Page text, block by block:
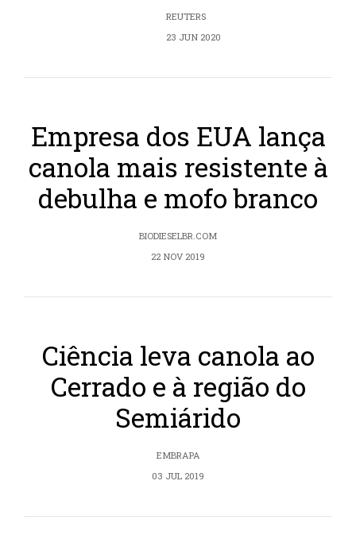
REUTERS
23 JUN 2020
Empresa dos EUA lança
canola mais resistente à
debulha e mofo branco
BIODIESELBR.COM
22 NOV 2019
Ciência leva canola ao
Cerrado e à região do
Semiárido
EMBRAPA
03 JUL 2019